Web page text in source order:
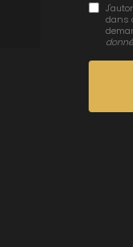
dans